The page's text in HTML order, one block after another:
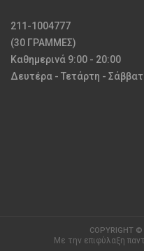
211-1004777
(30 ΓΡΑΜΜΕΣ)
Καθημερινά 9:00 - 20:00
Δευτέρα - Τετάρτη -
COPYRIGHT ©
Με την επιφύλαξη